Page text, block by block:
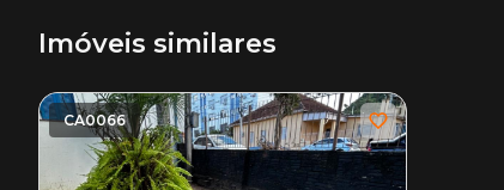
Imóveis similares
CA0066